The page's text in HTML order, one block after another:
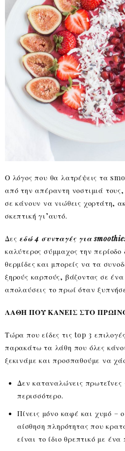
Ο λόγος που θα λατρέψεις τα
από την απέραντη νοστιμιά
σε κάνουν να νιώθεις χορτάτη,
σκεπτική γι’αυτό.
Δες εδώ 4 συνταγές για
καλύτερος σύμμαχος την περίοδο
θερμίδες και μπορείς να τα
ξηρούς καρπούς, βάζοντας σε
απολαύσεις το πρωί όταν
ΛΑΘΗ ΠΟΥ ΚΑΝΕΙΣ ΣΤΟ
Τώρα που είδες τις top 3
παρακάτω τα λάθη που όλες
ξεκινάμε και προσπαθούμε να
Δεν καταναλώνεις πρωτεΐνες
περισσότερο.
Πίνεις μόνο καφέ και χυμό –
αίσθηση πληρότητας που
είναι το ίδιο θρεπτικό με